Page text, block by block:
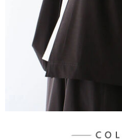
【注意事項】
１．透過由恩沛科技股份有限公司提供
易，需依本服務之必要範圍內提供個人
權轉讓予恩沛科技股份有限公司。
２．關於個人資料處理事宜，請瀏覽以下
https://aftee.tw/terms/#terms3
３．未成年的使用者請事先徵得法定代
「AFTEE先享後付」，若未經同意申辦
４．使用「AFTEE先享後付」時，將依
時審查核予不同之上限額度；若仍有額
請求用戶進行身份認證。
7-11取貨付款
每筆NT$60，滿NT$888(含以上)免
7-11純取貨
每筆NT$60，滿NT$888(含以上)免
每筆NT$90，滿NT$888(含以上)免